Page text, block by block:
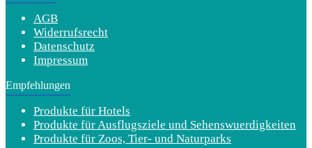
AGB
Widerrufsrecht
Datenschutz
Impressum
Empfehlungen
Produkte für Hotels
Produkte für Ausflugsziele und Sehenswuerdigkeiten
Produkte für Zoos, Tier- und Naturparks